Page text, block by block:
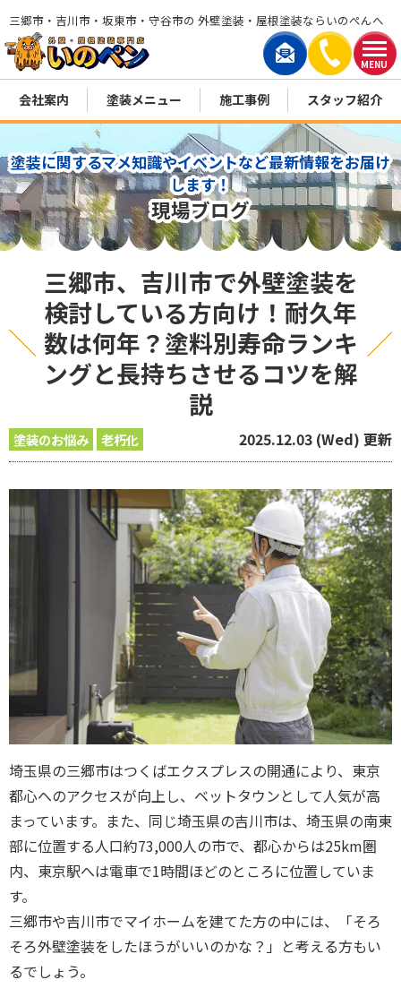
MENU
三郷市・吉川市・坂東市・守谷市の 外壁塗装・屋根塗装ならいのぺんへ
会社案内 塗装メニュー 施工事例 スタッフ紹介
塗装に関するマメ知識やイベントなど最新情報をお届け
します！
現場ブログ
三郷市、吉川市で外壁塗装を
検討している方向け！耐久年
数は何年？塗料別寿命ランキ
ングと長持ちさせるコツを解
説
塗装のお悩み 老朽化 2025.12.03 (Wed) 更新
埼玉県の三郷市はつくばエクスプレスの開通により、東京
都心へのアクセスが向上し、ベットタウンとして人気が高
まっています。また、同じ埼玉県の吉川市は、埼玉県の南東
部に位置する人口約73,000人の市で、都心からは25km圏
内、東京駅へは電車で1時間ほどのところに位置していま
す。
三郷市や吉川市でマイホームを建てた方の中には、「そろ
そろ外壁塗装をしたほうがいいのかな？」と考える方もい
るでしょう。